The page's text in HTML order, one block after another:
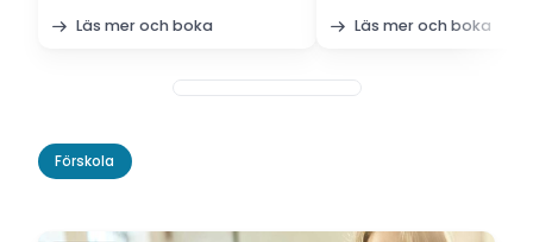
Läs mer och boka Läs mer och boka
Förskola